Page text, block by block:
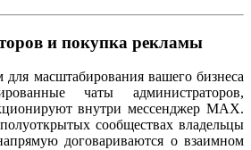
и покупка рекламы
масштабирования вашего бизнеса
чаты администраторов,
внутри мессенджер MAX.
сообществах владельцы
договариваются о взаимном